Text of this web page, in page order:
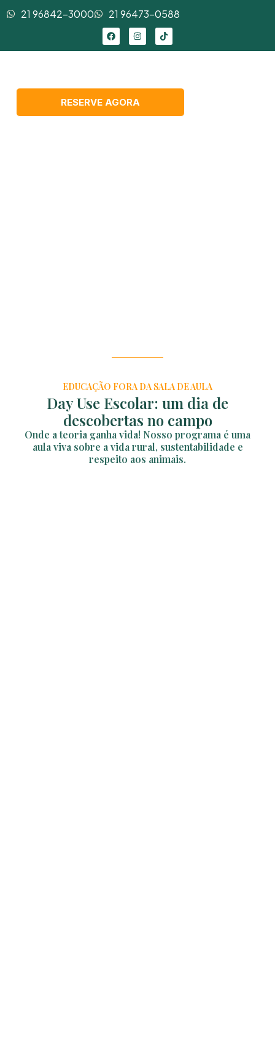
21 96842-3000 21 96473-0588
RESERVE AGORA
EDUCAÇÃO FORA DA SALA DE AULA
Day Use Escolar: um dia de
descobertas no campo
Onde a teoria ganha vida! Nosso programa é uma
aula viva sobre a vida rural, sustentabilidade e
respeito aos animais.